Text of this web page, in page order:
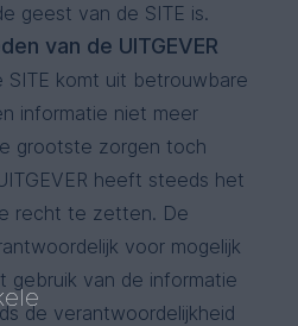
geest van de SITE is.
van de UITGEVER
SITE komt uit betrouwbare
informatie niet meer
grootste zorgen toch
heeft steeds het
recht te zetten. De
voor mogelijk
gebruik van de informatie
de verantwoordelijkheid